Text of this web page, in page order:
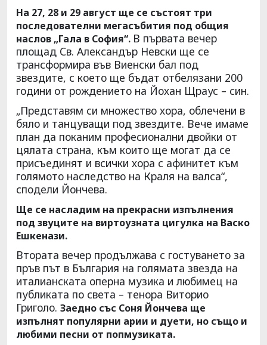
На 27, 28 и 29 август ще се състоят три
последователни мегасъбития под общия
наслов „Гала в София“. В първата вечер
площад Св. Александър Невски ще се
трансформира във Виенски бал под
звездите, с което ще бъдат отбелязани 200
години от рождението на Йохан Щраус – син.
„Представям си множество хора, облечени в
бяло и танцуващи под звездите. Вече имаме
план да поканим професионални двойки от
цялата страна, към които ще могат да се
присъединят и всички хора с афинитет към
голямото наследство на Краля на валса“,
сподели Йончева.
Ще се насладим на прекрасни изпълнения
под звуците на виртоузната цигулка на Васко
Ешкенази.
Втората вечер продължава с гостуването за
пръв път в България на голямата звезда на
италианската оперна музика и любимец на
публиката по света – тенора Виторио
Григоло. Заедно със Соня Йончева ще
изпълнят популярни арии и дуети, но също и
любими песни от попмузиката.